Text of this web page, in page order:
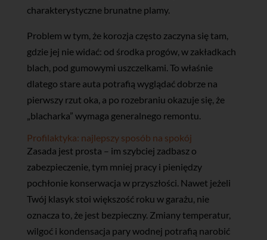
charakterystyczne brunatne plamy.
Problem w tym, że korozja często zaczyna się tam,
gdzie jej nie widać: od środka progów, w zakładkach
blach, pod gumowymi uszczelkami. To właśnie
dlatego stare auta potrafią wyglądać dobrze na
pierwszy rzut oka, a po rozebraniu okazuje się, że
„blacharka” wymaga generalnego remontu.
Profilaktyka: najlepszy sposób na spokój
Zasada jest prosta – im szybciej zadbasz o
zabezpieczenie, tym mniej pracy i pieniędzy
pochłonie konserwacja w przyszłości. Nawet jeżeli
Twój klasyk stoi większość roku w garażu, nie
oznacza to, że jest bezpieczny. Zmiany temperatur,
wilgoć i kondensacja pary wodnej potrafią narobić